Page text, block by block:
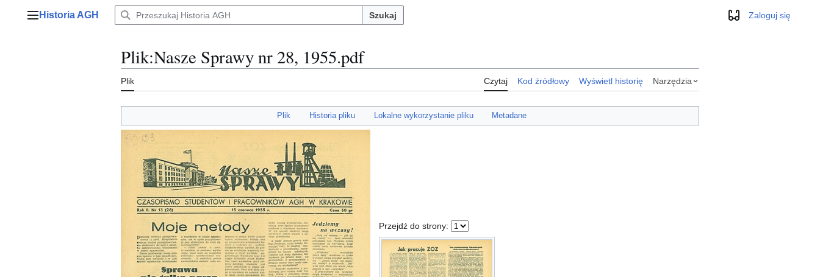
Menu główne
Historia AGH Szukaj WyglądZaloguj się
Plik:Nasze Sprawy nr 28, 1955.pdf
Plik Czytaj Kod źródłowy Wyświetl historię Narzędzia
Plik Historia pliku Lokalne wykorzystanie pliku Metadane
Przejdź do strony: